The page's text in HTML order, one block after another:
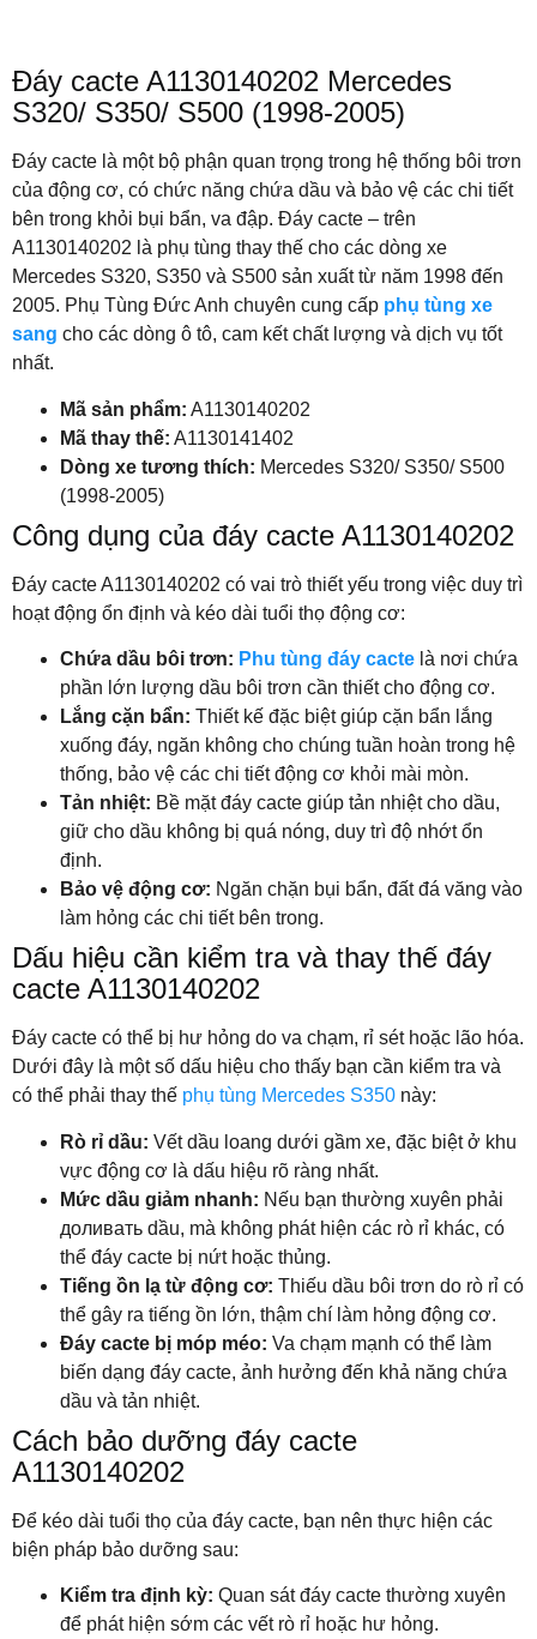
Đáy cacte A1130140202 Mercedes
S320/ S350/ S500 (1998-2005)
Đáy cacte là một bộ phận quan trọng trong hệ thống bôi trơn
của động cơ, có chức năng chứa dầu và bảo vệ các chi tiết
bên trong khỏi bụi bẩn, va đập. Đáy cacte – trên
A1130140202 là phụ tùng thay thế cho các dòng xe
Mercedes S320, S350 và S500 sản xuất từ năm 1998 đến
2005. Phụ Tùng Đức Anh chuyên cung cấp phụ tùng xe
sang cho các dòng ô tô, cam kết chất lượng và dịch vụ tốt
nhất.
Mã sản phẩm: A1130140202
Mã thay thế: A1130141402
Dòng xe tương thích: Mercedes S320/ S350/ S500
(1998-2005)
Công dụng của đáy cacte A1130140202
Đáy cacte A1130140202 có vai trò thiết yếu trong việc duy trì
hoạt động ổn định và kéo dài tuổi thọ động cơ:
Chứa dầu bôi trơn: Phu tùng đáy cacte là nơi chứa
phần lớn lượng dầu bôi trơn cần thiết cho động cơ.
Lắng cặn bẩn: Thiết kế đặc biệt giúp cặn bẩn lắng
xuống đáy, ngăn không cho chúng tuần hoàn trong hệ
thống, bảo vệ các chi tiết động cơ khỏi mài mòn.
Tản nhiệt: Bề mặt đáy cacte giúp tản nhiệt cho dầu,
giữ cho dầu không bị quá nóng, duy trì độ nhớt ổn
định.
Bảo vệ động cơ: Ngăn chặn bụi bẩn, đất đá văng vào
làm hỏng các chi tiết bên trong.
Dấu hiệu cần kiểm tra và thay thế đáy
cacte A1130140202
Đáy cacte có thể bị hư hỏng do va chạm, rỉ sét hoặc lão hóa.
Dưới đây là một số dấu hiệu cho thấy bạn cần kiểm tra và
có thể phải thay thế phụ tùng Mercedes S350 này:
Rò rỉ dầu: Vết dầu loang dưới gầm xe, đặc biệt ở khu
vực động cơ là dấu hiệu rõ ràng nhất.
Mức dầu giảm nhanh: Nếu bạn thường xuyên phải
доливать dầu, mà không phát hiện các rò rỉ khác, có
thể đáy cacte bị nứt hoặc thủng.
Tiếng ồn lạ từ động cơ: Thiếu dầu bôi trơn do rò rỉ có
thể gây ra tiếng ồn lớn, thậm chí làm hỏng động cơ.
Đáy cacte bị móp méo: Va chạm mạnh có thể làm
biến dạng đáy cacte, ảnh hưởng đến khả năng chứa
dầu và tản nhiệt.
Cách bảo dưỡng đáy cacte
A1130140202
Để kéo dài tuổi thọ của đáy cacte, bạn nên thực hiện các
biện pháp bảo dưỡng sau:
Kiểm tra định kỳ: Quan sát đáy cacte thường xuyên
để phát hiện sớm các vết rò rỉ hoặc hư hỏng.